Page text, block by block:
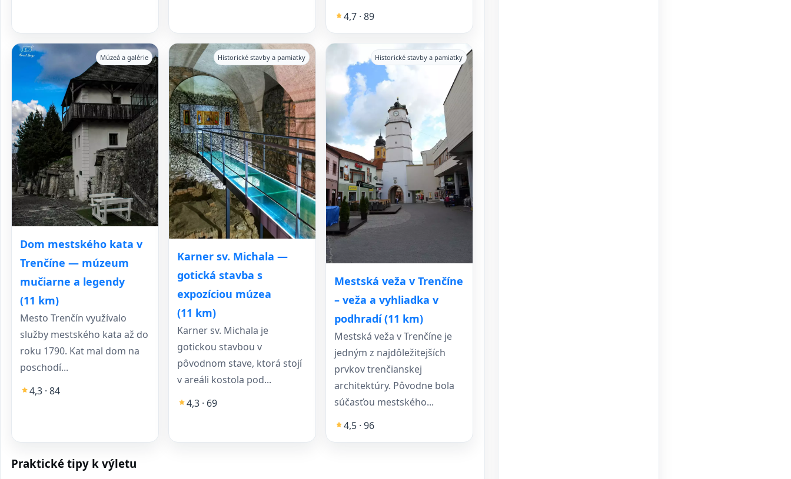
4,7 · 89
Dom mestského kata v
Trenčíne — múzeum
mučiarne a legendy
(11 km)
Múzeá a galérie
Mesto Trenčín využívalo
služby mestského kata až do
roku 1790. Kat mal dom na
poschodí...
4,3 · 84
Karner sv. Michala —
gotická stavba s
expozíciou múzea
(11 km)
Historické stavby a pamiatky
Karner sv. Michala je
gotickou stavbou v
pôvodnom stave, ktorá stojí
v areáli kostola pod...
4,3 · 69
Mestská veža v Trenčíne
– veža a vyhliadka v
podhradí (11 km)
Historické stavby a pamiatky
Mestská veža v Trenčíne je
jedným z najdôležitejších
prvkov trenčianskej
architektúry. Pôvodne bola
súčasťou mestského...
4,5 · 96
Praktické tipy k výletu